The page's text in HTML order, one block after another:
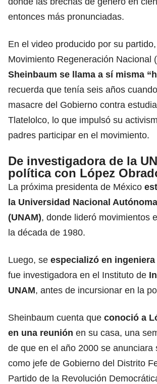
entonces más pronunciadas.
En el video producido por su
Movimiento Regeneración Nacional
Sheinbaum se llama a sí misma
recuerda que tenía seis años
masacre del Gobierno contra
Tlatelolco, lo que impulsó su
padres participar en el movimiento.
De investigadora de la
política con López
La próxima presidenta de México
la Universidad Nacional
(UNAM), donde lideró movimientos
la década de 1980.
Luego, se especializó en
fue investigadora en el Instituto de
UNAM, antes de incursionar en la
Sheinbaum cuenta que conoció a
en una reunión en su casa, una
de que en el año 2000 se anunciara
como jefe de Gobierno del Distrito
Partido de la Revolución